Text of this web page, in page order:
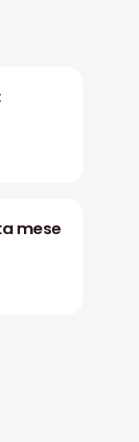
mese